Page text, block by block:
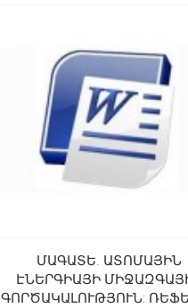
ՄԱԳԱՏԵ. ԱՏՈՄԱՅԻՆ
ԷՆԵՐԳԻԱՅԻ
ԳՈՐԾԱԿԱԼՈՒԹՅՈՒՆ: